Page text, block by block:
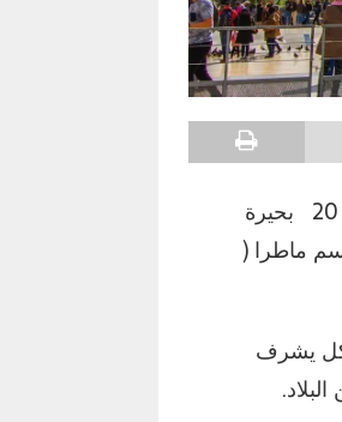
من المفارقات أن المغرب يتوفر على 3500 كلم من السواحل، و 39 واد، و 20 بحيرة
ماطرا (
يشرف